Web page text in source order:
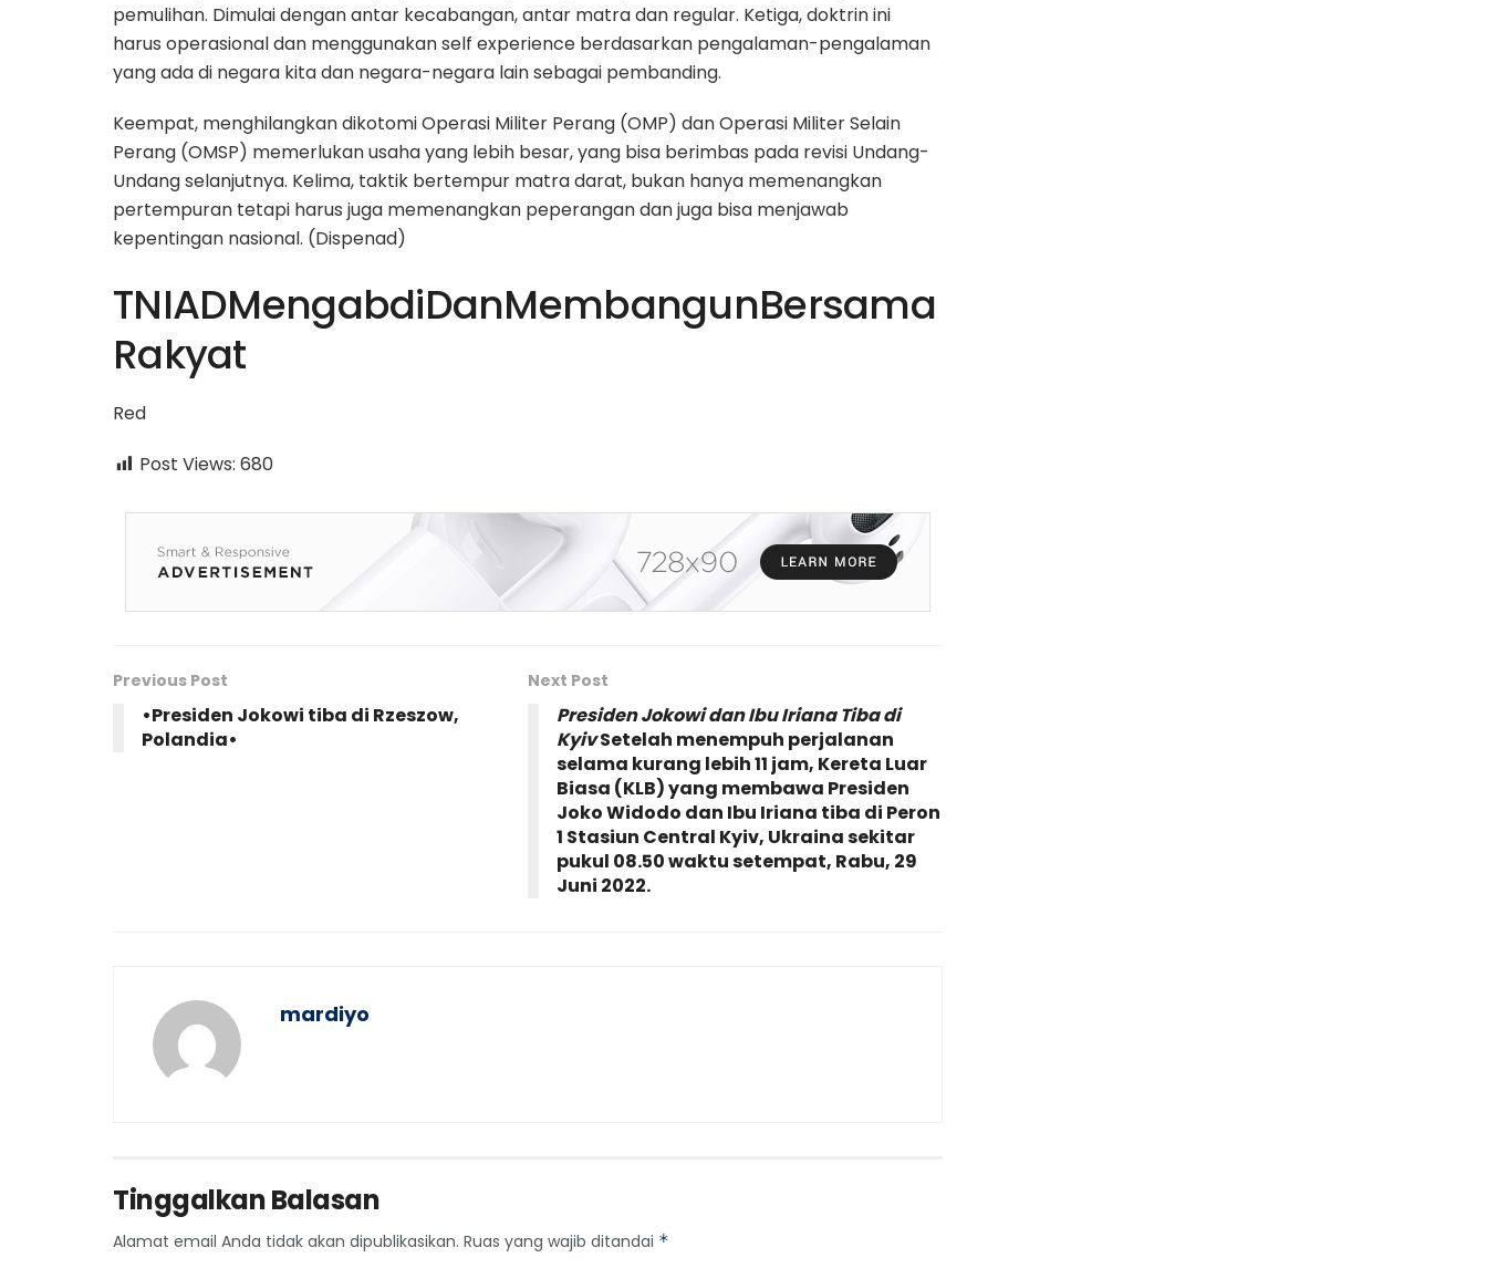
pemulihan. Dimulai dengan antar kecabangan, antar matra dan regular. Ketiga, doktrin ini
harus operasional dan menggunakan self experience berdasarkan pengalaman-pengalaman
yang ada di negara kita dan negara-negara lain sebagai pembanding.
Keempat, menghilangkan dikotomi Operasi Militer Perang (OMP) dan Operasi Militer Selain
Perang (OMSP) memerlukan usaha yang lebih besar, yang bisa berimbas pada revisi Undang-
Undang selanjutnya. Kelima, taktik bertempur matra darat, bukan hanya memenangkan
pertempuran tetapi harus juga memenangkan peperangan dan juga bisa menjawab
kepentingan nasional. (Dispenad)
TNIADMengabdiDanMembangunBersama
Rakyat
Red
Post Views: 680
Previous Post
•Presiden Jokowi tiba di Rzeszow,
Polandia•
Next Post
Presiden Jokowi dan Ibu Iriana Tiba di
KyivSetelah menempuh perjalanan
selama kurang lebih 11 jam, Kereta Luar
Biasa (KLB) yang membawa Presiden
Joko Widodo dan Ibu Iriana tiba di Peron
1 Stasiun Central Kyiv, Ukraina sekitar
pukul 08.50 waktu setempat, Rabu, 29
Juni 2022.
mardiyo
Tinggalkan Balasan
Alamat email Anda tidak akan dipublikasikan. Ruas yang wajib ditandai *